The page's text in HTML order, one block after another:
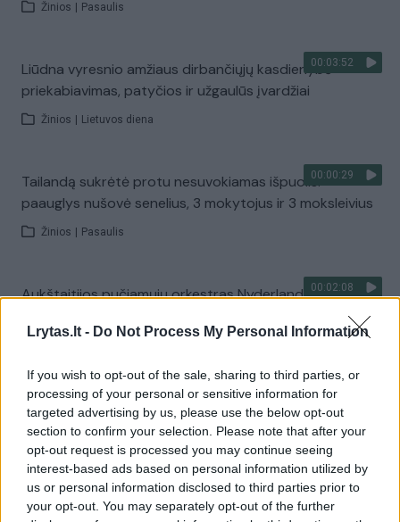
Lrytas.lt - Do Not Process My Personal Information
If you wish to opt-out of the sale, sharing to third parties, or
processing of your personal or sensitive information for
targeted advertising by us, please use the below opt-out
section to confirm your selection. Please note that after your
opt-out request is processed you may continue seeing
interest-based ads based on personal information utilized by
us or personal information disclosed to third parties prior to
your opt-out. You may separately opt-out of the further
Žinios Pasaulis
00:03:52
Liūdna vyresnio amžiaus dirbančiųjų kasdienybė –
priekabiavimas, patyčios ir užgaulūs įvardžiai
Žinios Lietuvos diena
00:00:29
Tailandą sukrėtė protu nesuvokiamas išpuolis:
paauglys nušovė senelius, 3 mokytojus ir 3 moksleivius
Žinios Pasaulis
00:02:08
Aukštaitijos pučiamųjų orkestras Nyderlanduose
Visi įrašai
Žiūrimiausi įrašai